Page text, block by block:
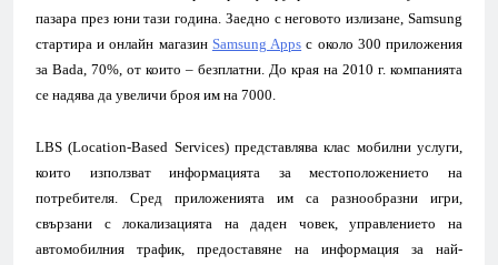
пазара през юни тази година. Заедно с неговото излизане, Samsung
стартира и онлайн магазин Samsung Apps с около 300 приложения
за Bada, 70%, от които – безплатни. До края на 2010 г. компанията
се надява да увеличи броя им на 7000.
LBS (Location-Based Services)представлява клас мобилни услуги,
които използват информацията за местоположението на
потребителя. Сред приложенията им са разнообразни игри,
свързани с локализацията на даден човек, управлението на
автомобилния трафик, предоставяне на информация за най-